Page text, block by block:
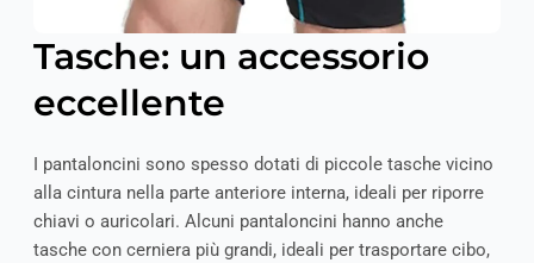
Tasche: un accessorio
eccellente
I pantaloncini sono spesso dotati di piccole tasche vicino
alla cintura nella parte anteriore interna, ideali per riporre
chiavi o auricolari. Alcuni pantaloncini hanno anche
tasche con cerniera più grandi, ideali per trasportare cibo,